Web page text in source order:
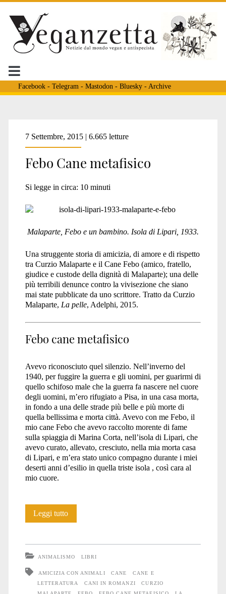
Facebook- Telegram - Mastodon - Bluesky- Archive
Tag:
<span>amicizia
con
animali</span>
7 Settembre, 2015 | 6.665 letture
Febo Cane metafisico
Si legge in circa: 10 minuti
Malaparte, Febo e un bambino. Isola di Lipari, 1933.
Una struggente storia di amicizia, di amore e di rispetto
tra Curzio Malaparte e il Cane Febo (amico, fratello,
giudice e custode della dignità di Malaparte); una delle
più terribili denunce contro la vivisezione che siano
mai state pubblicate da uno scrittore. Tratto da Curzio
Malaparte, La pelle, Adelphi, 2015.
Febo cane metafisico
Avevo riconosciuto quel silenzio. Nell’inverno del
1940, per fuggire la guerra e gli uomini, per guarirmi di
quello schifoso male che la guerra fa nascere nel cuore
degli uomini, m’ero rifugiato a Pisa, in una casa morta,
in fondo a una delle strade più belle e più morte di
quella bellissima e morta città. Avevo con me Febo, il
mio cane Febo che avevo raccolto morente di fame
sulla spiaggia di Marina Corta, nell’isola di Lipari, che
avevo curato, allevato, cresciuto, nella mia morta casa
di Lipari, e m’era stato unico compagno durante i miei
deserti anni d’esilio in quella triste isola , così cara al
mio cuore.
Leggi tuttoFebo
ANIMALISMO LIBRI
AMICIZIA CON ANIMALI CANE
CANE E
LETTERATURA
CANI IN ROMANZI
CURZIO